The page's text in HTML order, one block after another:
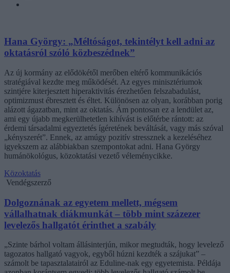
Hana György: „Méltóságot, tekintélyt kell adni az
oktatásról szóló közbeszédnek”
Az új kormány az elődökétől merőben eltérő kommunikációs
stratégiával kezdte meg működését. Az egyes minisztériumok
szintjére kiterjesztett hiperaktivitás érezhetően felszabadulást,
optimizmust ébresztett és éltet. Különösen az olyan, korábban porig
alázott ágazatban, mint az oktatás. Ám pontosan ez a lendület az,
ami egy újabb megkerülhetetlen kihívást is előtérbe rántott: az
érdemi társadalmi egyeztetés ígéretének beváltását, vagy más szóval
„kényszerét”. Ennek, az amúgy pozitív stressznek a kezeléséhez
igyekszem az alábbiakban szempontokat adni. Hana György
humánökológus, közoktatási vezető véleménycikke.
Közoktatás
Vendégszerző
Dolgoznának az egyetem mellett, mégsem
vállalhatnak diákmunkát – több mint százezer
levelezős hallgatót érinthet a szabály
„Szinte bárhol voltam állásinterjún, mikor megtudták, hogy levelező
tagozatos hallgató vagyok, egyből húzni kezdték a szájukat” –
számolt be tapasztalatairól az Eduline-nak egy egyetemista. Példája